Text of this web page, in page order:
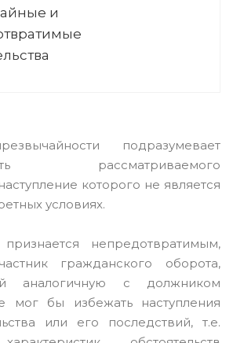
и
подразумевает
рассматриваемого
которого не является
условиях.
признается непредотвратимым,
гражданского оборота,
аналогичную с должником
мог бы избежать наступления
или его последствий, т.е.